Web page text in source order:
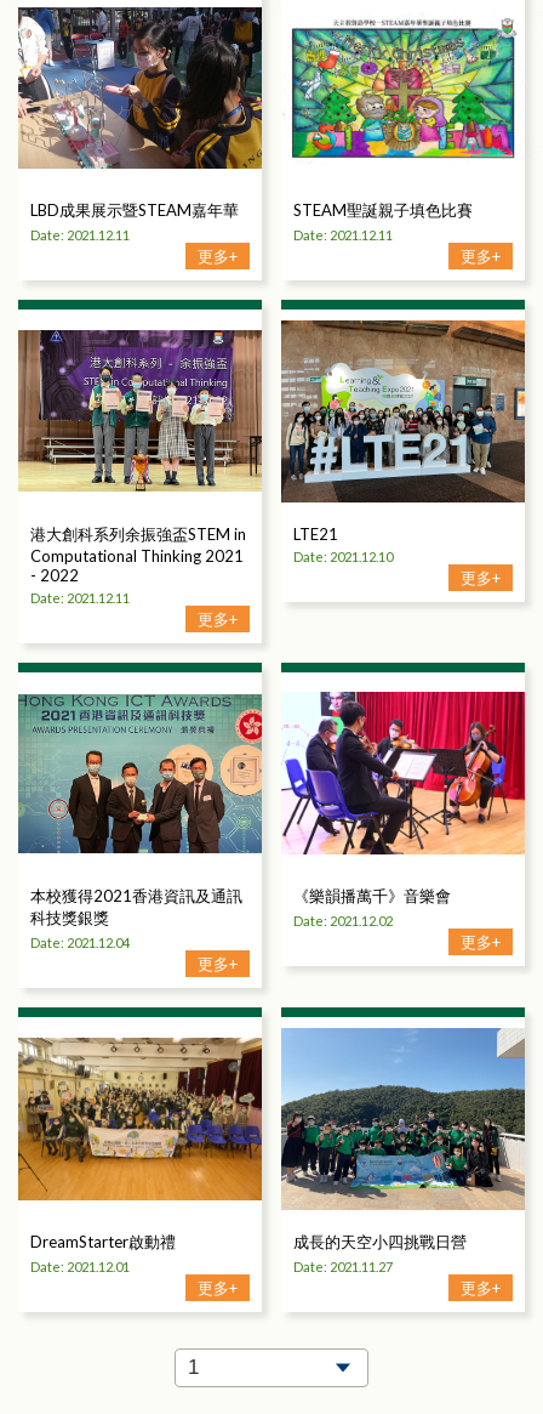
LBD成果展示暨STEAM嘉年華
Date: 2021.12.11
更多+
STEAM聖誕親子填色比賽
Date: 2021.12.11
更多+
港大創科系列余振強盃STEM in
Computational Thinking 2021
- 2022
Date: 2021.12.11
更多+
LTE21
Date: 2021.12.10
更多+
本校獲得2021香港資訊及通訊
科技獎銀獎
Date: 2021.12.04
更多+
《樂韻播萬千》音樂會
Date: 2021.12.02
更多+
DreamStarter啟動禮
Date: 2021.12.01
更多+
成長的天空小四挑戰日營
Date: 2021.11.27
更多+